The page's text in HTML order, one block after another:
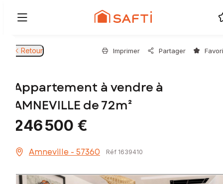
Retour Imprimer Partager
Appartement à vendre à
AMNEVILLE de 72m²
246 500 €
Amneville - 57360 Réf 1639410